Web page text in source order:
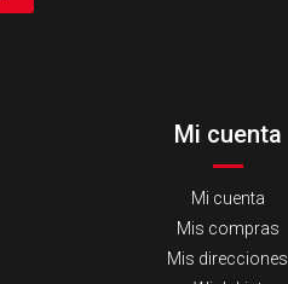
Mi cuenta
Mi cuenta
Mis compras
Mis direcciones